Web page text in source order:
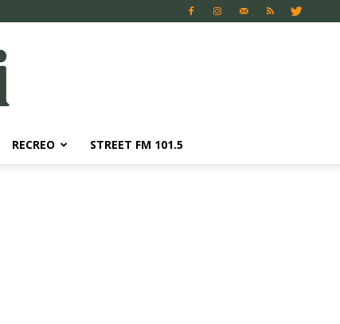
RECREO STREET FM 101.5